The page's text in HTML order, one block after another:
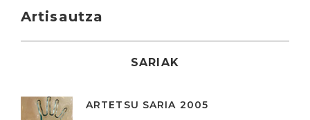
Artisautza
SARIAK
ARTETSU SARIA 2005